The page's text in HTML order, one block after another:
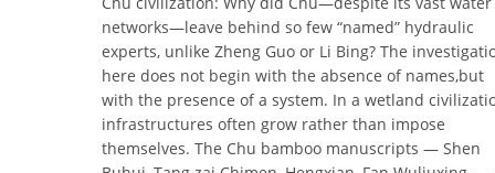
networks—leave behind so few “named” hydraulic
experts, unlike Zheng Guo or Li Bing? The
here does not begin with the absence of names,but
with the presence of a system. In a wetland
infrastructures often grow rather than impose
themselves. The Chu bamboo manuscripts — Shen